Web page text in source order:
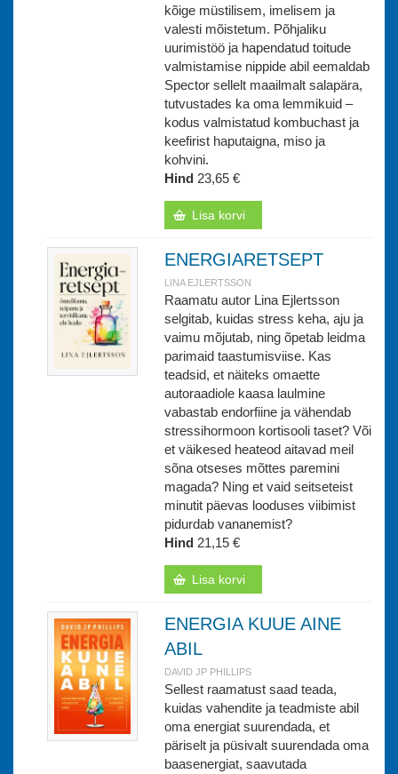
kõige müstilisem, imelisem ja
valesti mõistetum. Põhjaliku
uurimistöö ja hapendatud toitude
valmistamise nippide abil eemaldab
Spector sellelt maailmalt salapära,
tutvustades ka oma lemmikuid –
kodus valmistatud kombuchast ja
keefirist haputaigna, miso ja
kohvini.
Hind 23,65 €
Lisa korvi
ENERGIARETSEPT
LINA EJLERTSSON
Raamatu autor Lina Ejlertsson
selgitab, kuidas stress keha, aju ja
vaimu mõjutab, ning õpetab leidma
parimaid taastumisviise. Kas
teadsid, et näiteks omaette
autoraadiole kaasa laulmine
vabastab endorfiine ja vähendab
stressihormoon kortisooli taset? Või
et väikesed heateod aitavad meil
sõna otseses mõttes paremini
magada? Ning et vaid seitseteist
minutit päevas looduses viibimist
pidurdab vananemist?
Hind 21,15 €
Lisa korvi
ENERGIA KUUE AINE
ABIL
DAVID JP PHILLIPS
Sellest raamatust saad teada,
kuidas vahendite ja teadmiste abil
oma energiat suurendada, et
päriselt ja püsivalt suurendada oma
baasenergiat, saavutada